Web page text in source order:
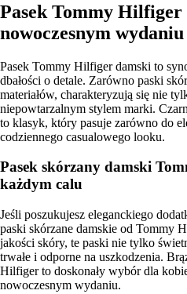
Pasek Tommy
nowoczesnym wydaniu
Pasek Tommy Hilfiger damski to
dbałości o detale. Zarówno paski
materiałów, charakteryzują się nie
niepowtarzalnym stylem marki.
to klasyk, który pasuje zarówno do
codziennego casualowego looku.
Pasek skórzany damski
każdym calu
Jeśli poszukujesz eleganckiego
paski skórzane damskie od Tommy
jakości skóry, te paski nie tylko
trwałe i odporne na uszkodzenia.
Hilfiger to doskonały wybór dla
nowoczesnym wydaniu.